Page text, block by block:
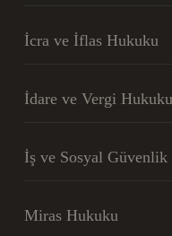
İcra ve İflas Hukuku
İdare ve Vergi Hukuku
İş ve Sosyal
Miras Hukuku